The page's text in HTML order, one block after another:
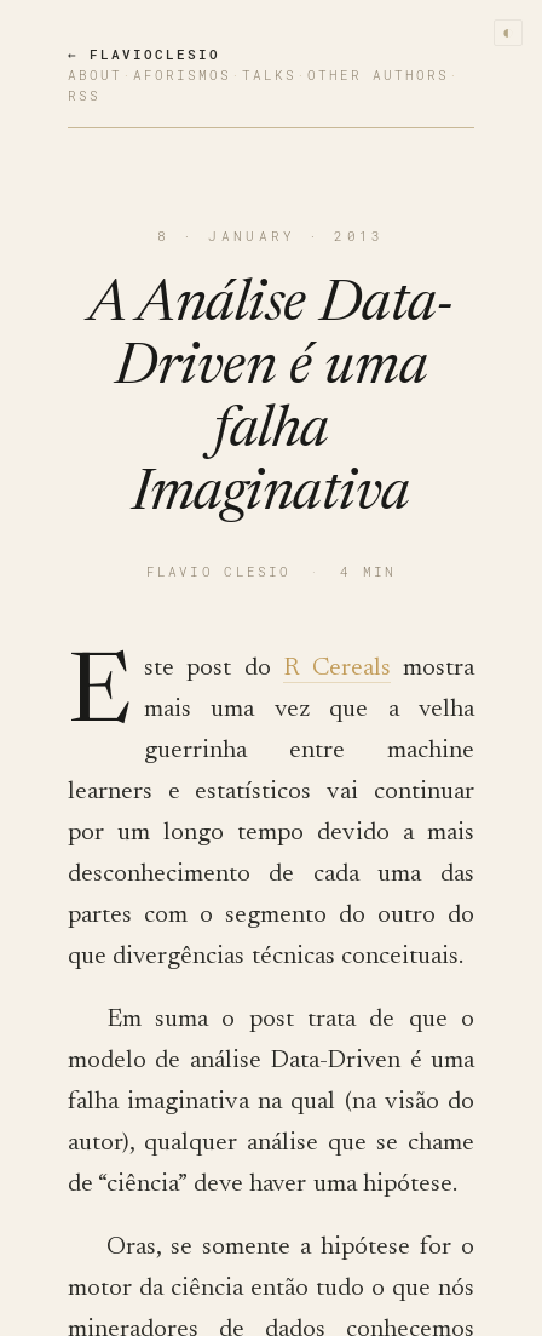
◐
← FLAVIOCLESIO
ABOUT · AFORISMOS · TALKS · OTHER AUTHORS ·
RSS
8 · JANUARY · 2013
A Análise Data-
Driven é uma
falha
Imaginativa
FLAVIO CLESIO · 4 MIN
E ste post do R Cereals mostra
mais uma vez que a velha
guerrinha entre machine
learners e estatísticos vai continuar
por um longo tempo devido a mais
desconhecimento de cada uma das
partes com o segmento do outro do
que divergências técnicas conceituais.
Em suma o post trata de que o
modelo de análise Data-Driven é uma
falha imaginativa na qual (na visão do
autor), qualquer análise que se chame
de “ciência” deve haver uma hipótese.
Oras, se somente a hipótese for o
motor da ciência então tudo o que nós
mineradores de dados conhecemos